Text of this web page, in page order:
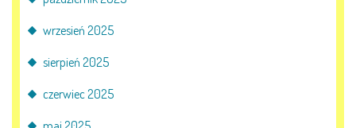
AKTUALNOŚCI
wrzesień 2025
sierpień 2025
czerwiec 2025